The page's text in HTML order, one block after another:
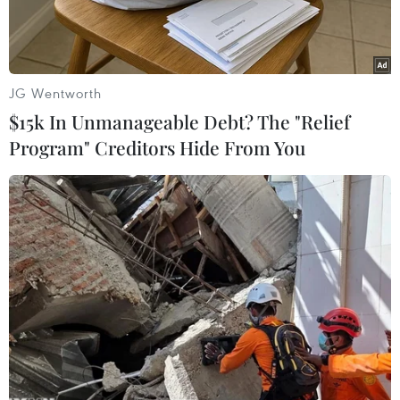
Đồng USD. (Ảnh: Getty images)
Trong phiên sáng 8/7 tại thị trường châu Á,
đồng USD đã tăng lên mức cao nhất trong vòng
một tuần qua nhờ dòng tiền tìm đến tài sản trú
ẩn an toàn, sau khi Mỹ bất ngờ nối lại các hoạt
JG Wentworth
$15k In Unmanageable Debt? The "Relief
Program" Creditors Hide From You